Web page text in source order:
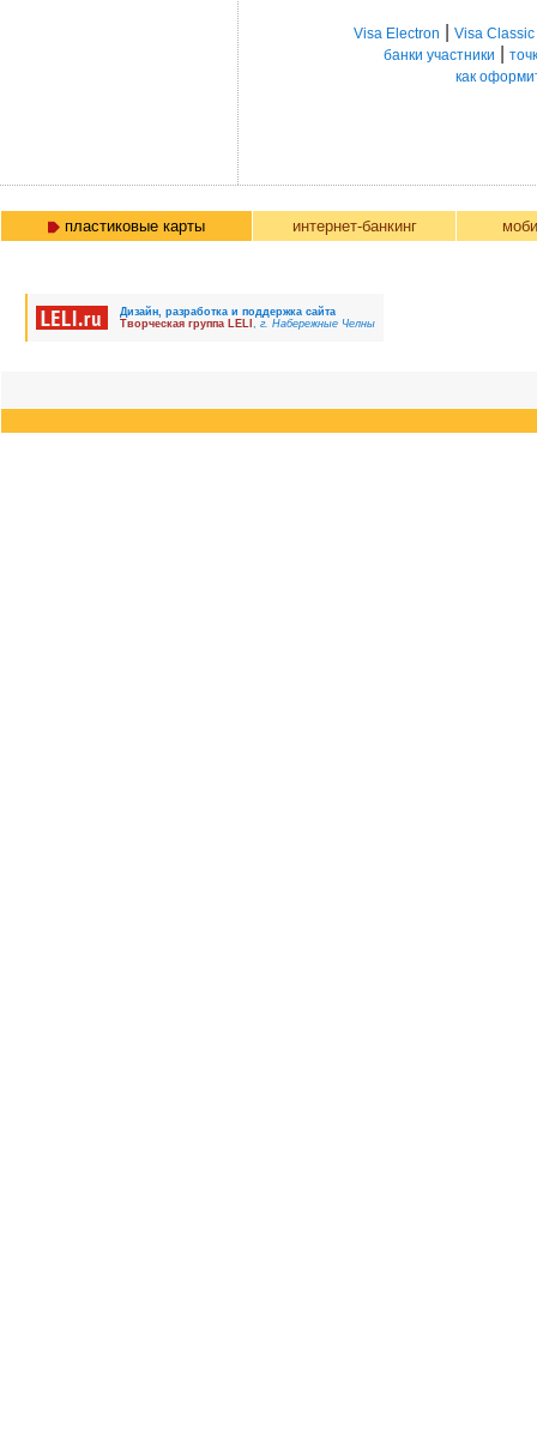
Visa Electron Visa Classic
банки участники
как
пластиковые карты интернет-банкинг
Дизайн, разработка и поддержка сайта
Творческая группа LELI , г. Набережные Челны